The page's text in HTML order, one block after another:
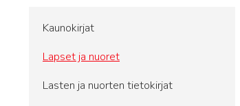
Kaunokirjat
Lapset ja nuoret
Lasten ja nuorten tietokirjat